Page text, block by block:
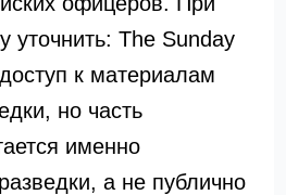
уточнить: The Sunday
к материалам
но часть
именно
а не публично